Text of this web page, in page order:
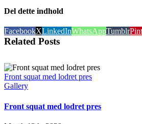
Del dette indhold
FacebookXLinkedInWhatsAppTumblr
Related Posts
Front squat med lodret pres
Gallery
Front squat med lodret pres